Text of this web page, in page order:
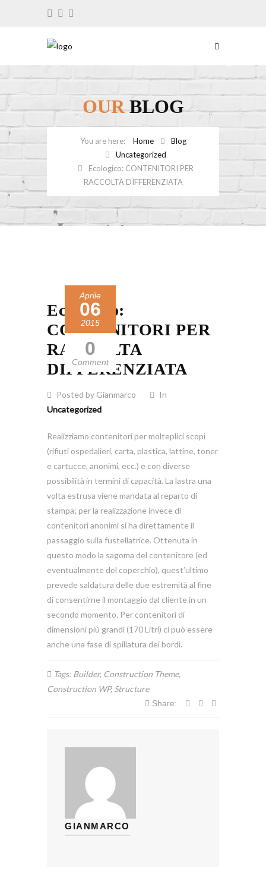
OURBLOG
Home
Blog
Uncategorized
Ecologico: CONTENITORI PER
RACCOLTA DIFFERENZIATA
Aprile
06
2015
0
Comment
Ecologico:
CONTENITORI PER
RACCOLTA
DIFFERENZIATA
Posted by Gianmarco
In
Uncategorized
Realizziamo contenitori per molteplici scopi
(rifiuti ospedalieri, carta, plastica, lattine, toner
e cartucce, anonimi, ecc.) e con diverse
possibilità in termini di capacità. La lastra una
volta estrusa viene mandata al reparto di
stampa; per la realizzazione invece di
contenitori anonimi si ha direttamente il
passaggio sulla fustellatrice. Ottenuta in
questo modo la sagoma del contenitore (ed
eventualmente del coperchio), quest’ultimo
prevede saldatura delle due estremità al fine
di consentirne il montaggio dal cliente in un
secondo momento. Per contenitori di
dimensioni più grandi (170 Litri) ci può essere
anche una fase di spillatura dei bordi.
Tags: Builder, Construction Theme,
Construction WP, Structure
Share:
GIANMARCO